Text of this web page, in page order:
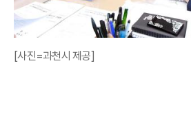
[사진=과천시 제공]